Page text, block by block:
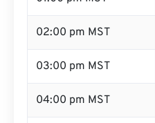
02:00 pm MST
03:00 pm MST
04:00 pm MST